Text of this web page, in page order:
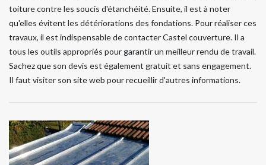
toiture contre les soucis d'étanchéité. Ensuite, il est à noter
qu'elles évitent les détériorations des fondations. Pour réaliser ces
travaux, il est indispensable de contacter Castel couverture. Il a
tous les outils appropriés pour garantir un meilleur rendu de travail.
Sachez que son devis est également gratuit et sans engagement.
Il faut visiter son site web pour recueillir d'autres informations.